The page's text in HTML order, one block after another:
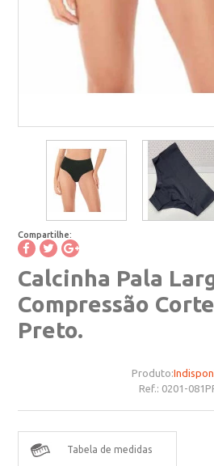
Compartilhe:
Calcinha Pala
Compressão
Preto.
Produto:
Ref.: 0201-
Tabela de medidas